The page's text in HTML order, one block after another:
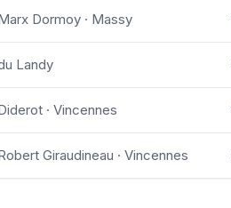
Dormoy · Massy
Landy
· Vincennes
Giraudineau · Vincennes